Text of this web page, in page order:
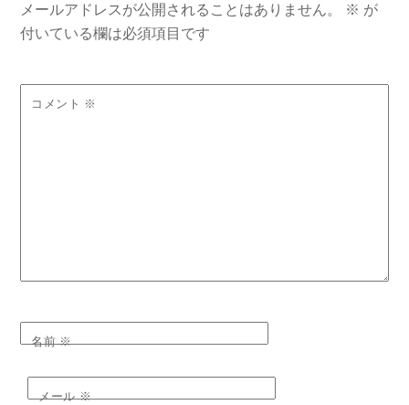
メールアドレスが公開されることはありません。 ※ が
付いている欄は必須項目です
コメント ※
名前※
メール※